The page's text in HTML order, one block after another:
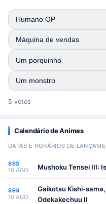
Humano OP
Máquina de vendas
Um porquinho
Um monstro
5 votos
Calendário de Animes
DATAS E HORÁRIOS DE
SEG
10 AGO Mushoku Tensei III:
SEG
10 AGO
Gaikotsu Kishi-
Odekakechuu II